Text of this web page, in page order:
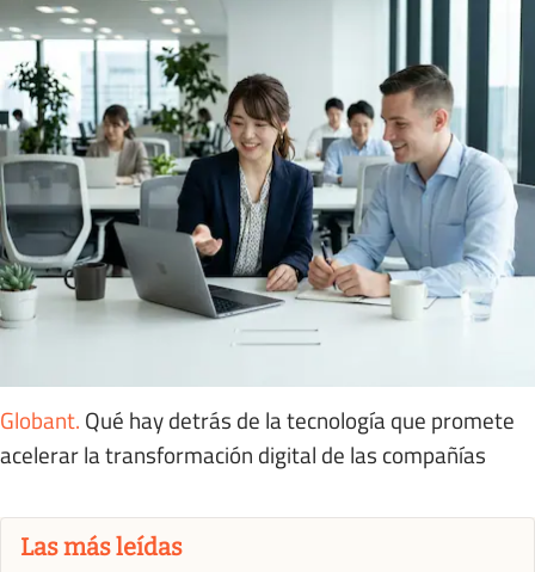
Globant. Qué hay detrás de la tecnología que promete
acelerar la transformación digital de las compañías
Las más leídas